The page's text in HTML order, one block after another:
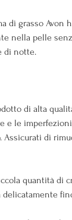
di grasso Avon
nella pelle
di notte.
di alta
e le
di
quantità di
delicatamente